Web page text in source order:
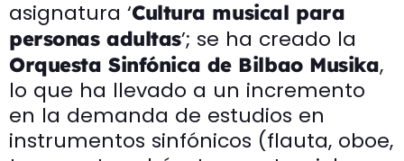
asignatura ‘Cultura musical para
personas adultas’; se ha creado la
Orquesta Sinfónica de Bilbao Musika,
lo que ha llevado a un incremento
en la demanda de estudios en
instrumentos sinfónicos (flauta, oboe,